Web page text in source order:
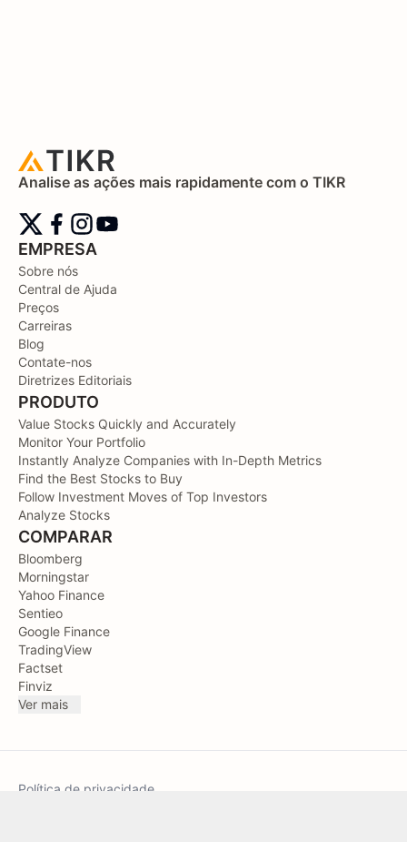
Analise as ações mais rapidamente com o TIKR
EMPRESA
Sobre nós
Central de Ajuda
Preços
Carreiras
Blog
Contate-nos
Diretrizes Editoriais
PRODUTO
Value Stocks Quickly and Accurately
Monitor Your Portfolio
Instantly Analyze Companies with In-Depth Metrics
Find the Best Stocks to Buy
Follow Investment Moves of Top Investors
Analyze Stocks
COMPARAR
Bloomberg
Morningstar
Yahoo Finance
Sentieo
Google Finance
TradingView
Factset
Finviz
Ver mais
Política de privacidade